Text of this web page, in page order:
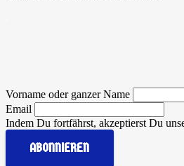
Vorname oder ganzer Name
Email
Indem Du fortfährst, akzeptierst Du